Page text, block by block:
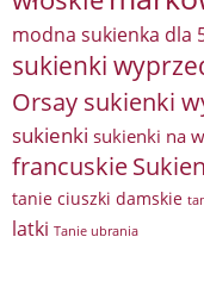
modna sukienka dla
sukienki
Orsay sukienki
sukienki sukienki na
francuskie
tanie ciuszki damskie
latki Tanie ubrania